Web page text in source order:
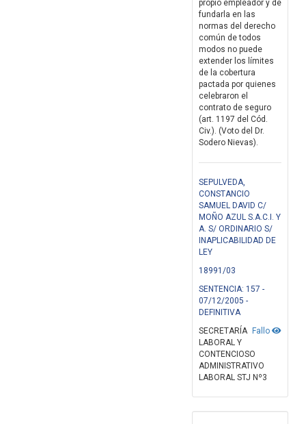
propio empleador y de
fundarla en las
normas del derecho
común de todos
modos no puede
extender los límites
de la cobertura
pactada por quienes
celebraron el
contrato de seguro
(art. 1197 del Cód.
Civ.). (Voto del Dr.
Sodero Nievas).
SEPULVEDA,
CONSTANCIO
SAMUEL DAVID C/
MOÑO AZUL S.A.C.I. Y
A. S/ ORDINARIO S/
INAPLICABILIDAD DE
LEY
18991/03
SENTENCIA: 157 -
07/12/2005 -
DEFINITIVA
Fallo
SECRETARÍA
LABORAL Y
CONTENCIOSO
ADMINISTRATIVO
LABORAL STJ Nº3